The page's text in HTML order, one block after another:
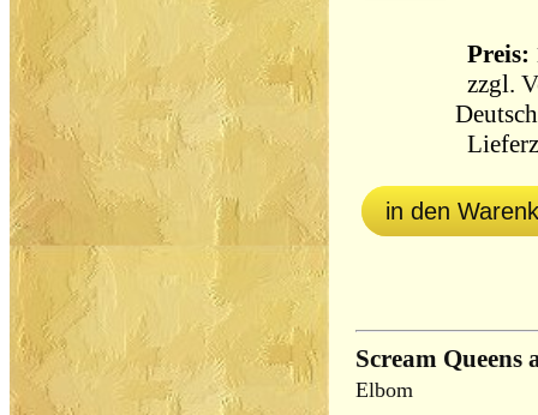
Preis:
zzgl.
in den
Scream Queens
Elbom